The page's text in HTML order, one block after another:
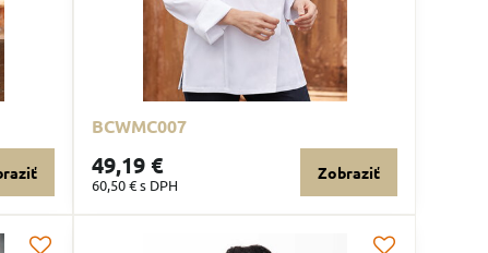
BCWMC007
49,19 €
60,50 €s DPH
Zobraziť